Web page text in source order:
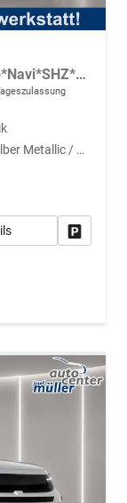
Ultimate Hybrid 145 PS Android Auto*Navi*SHZ*Tech Paket GS*Kamera*Klimaauto
Kristall Silber Metallic / Dach Schwarz